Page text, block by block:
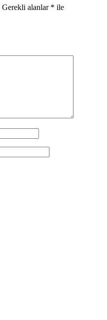
Gerekli alanlar * ile